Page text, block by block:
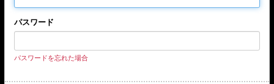
パスワード
パスワードを忘れた場合